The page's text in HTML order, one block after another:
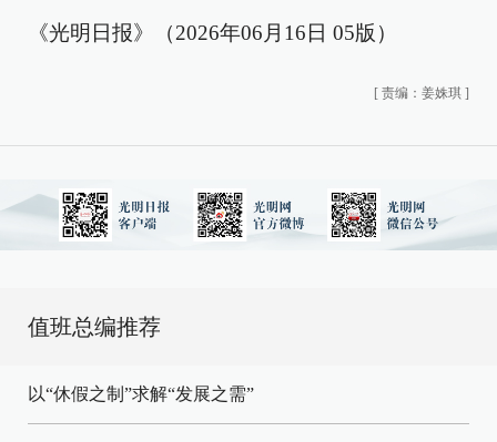
《光明日报》（2026年06月16日 05版）
[ 责编：姜姝琪 ]
值班总编推荐
以“休假之制”求解“发展之需”